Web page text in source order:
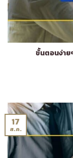
ขั้นตอนง่าย
17
ส.ค.